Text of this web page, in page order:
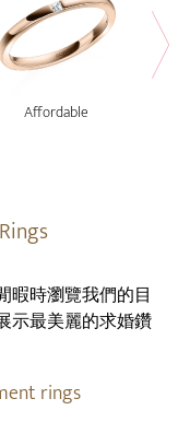
Affordable
暇時瀏覽我們的目
示最美麗的求婚鑽
rings